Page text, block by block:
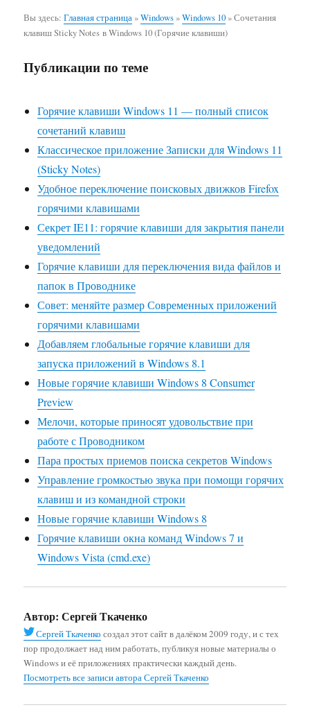
Вы здесь:Главная страница»Windows»Windows 10»Сочетания
клавиш Sticky Notes в Windows 10 (Горячие клавиши)
Публикации по теме
Горячие клавиши Windows 11 — полный список
сочетаний клавиш
Классическое приложение Записки для Windows 11
(Sticky Notes)
Удобное переключение поисковых движков Firefox
горячими клавишами
Секрет IE11: горячие клавиши для закрытия панели
уведомлений
Горячие клавиши для переключения вида файлов и
папок в Проводнике
Совет: меняйте размер Современных приложений
горячими клавишами
Добавляем глобальные горячие клавиши для
запуска приложений в Windows 8.1
Новые горячие клавиши Windows 8 Consumer
Preview
Мелочи, которые приносят удовольствие при
работе с Проводником
Пара простых приемов поиска секретов Windows
Управление громкостью звука при помощи горячих
клавиш и из командной строки
Новые горячие клавиши Windows 8
Горячие клавиши окна команд Windows 7 и
Windows Vista (cmd.exe)
Автор: Сергей Ткаченко
Сергей Ткаченко создал этот сайт в далёком 2009 году, и с тех
пор продолжает над ним работать, публикуя новые материалы о
Windows и её приложениях практически каждый день.
Посмотреть все записи автора Сергей Ткаченко